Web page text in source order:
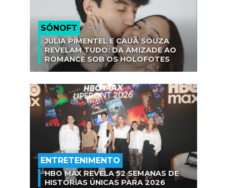
SÓNOFT
JULIA PIMENTEL E CAUÃ SOUZA
REVELAM TUDO: DA AMIZADE AO
ROMANCE SOB OS HOLOFOTES
ENTRETENIMENTO
HBO MAX REVELA 52 SEMANAS DE
HISTÓRIAS ÚNICAS PARA 2026